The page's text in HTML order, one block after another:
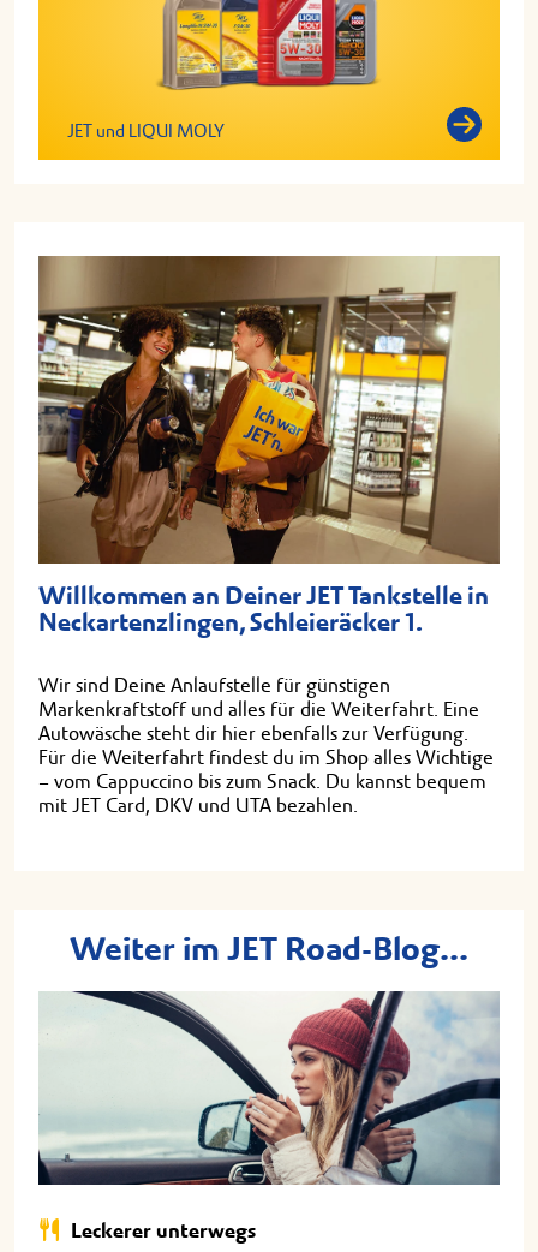
JET und LIQUI MOLY
Willkommen an Deiner JET Tankstelle in
Neckartenzlingen, Schleieräcker 1.
Wir sind Deine Anlaufstelle für günstigen
Markenkraftstoff und alles für die Weiterfahrt. Eine
Autowäsche steht dir hier ebenfalls zur Verfügung.
Für die Weiterfahrt findest du im Shop alles Wichtige
– vom Cappuccino bis zum Snack. Du kannst bequem
mit JET Card, DKV und UTA bezahlen.
Weiter im JET Road-Blog...
Leckerer unterwegs